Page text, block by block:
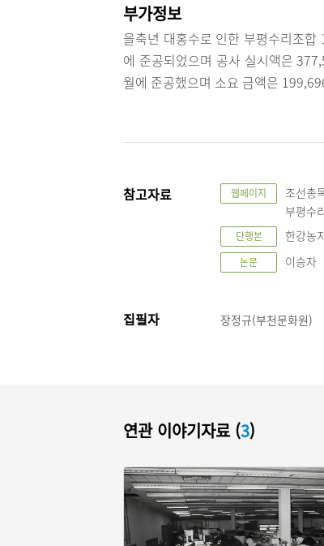
부가정보
을축년 대홍수로 인한 부평수리조
에 준공되었으며 공사 실시액은
월에 준공했으며 소요 금액은
참고자료 웹페이지
조선총
부평수
단행본 한강농
논문 이승자
집필자 장정규(부천문화원)
연관 이야기자료 (3)